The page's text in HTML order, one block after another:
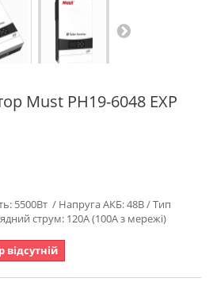
Must PH19-6048 EXP
5500Вт / Напруга АКБ: 48В / Тип
струм: 120А (100A з мережі)
відсутній